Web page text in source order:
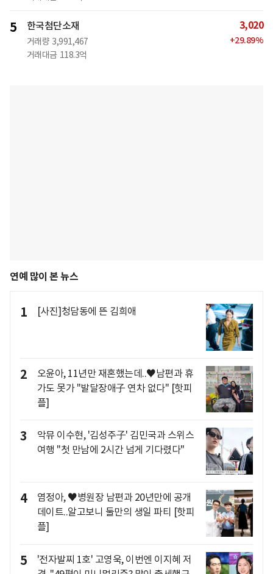
5 한국첨단소재
거래량 3,991,467
거래대금 118.3억
3,020
+29.89%
연예 많이 본 뉴스
1 [사진]청담동에 뜬 김희애
2
오윤아, 11년만 재혼했는데..♥남편과 휴
가도 못가 "발달장애子 연차 없다" [핫피
플]
3
악뮤 이수현, '김성주子' 김민국과 스위스
여행 "첫 만남에 2시간 넘게 기다렸다"
4
염정아, ♥병원장 남편과 20년만에 공개
데이트..알고보니 둘만의 생일 파티 [핫피
플]
5
'전자발찌 1호' 고영욱, 이번엔 이지혜 저